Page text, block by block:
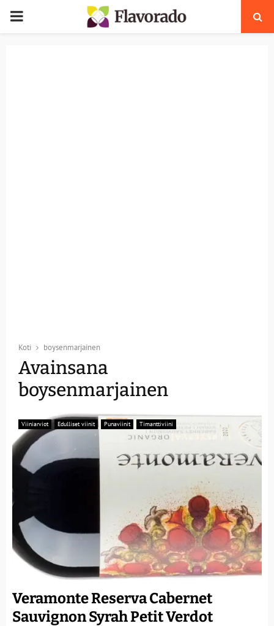
PRIMARY
Koti boysenmarjainen
Avainsana
boysenmarjainen
Viiniarviot Edulliset viinit Punaviinit Timanttiviini
Veramonte Reserva Cabernet
Sauvignon Syrah Petit Verdot